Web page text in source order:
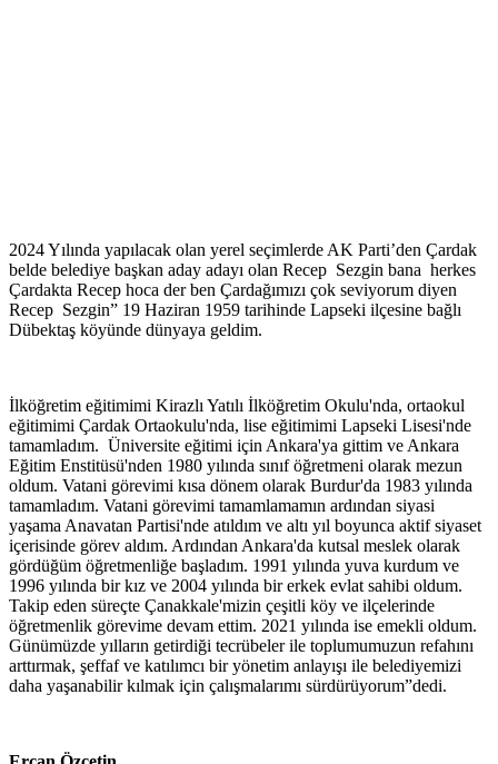
2024 Yılında yapılacak olan yerel seçimlerde AK Parti’den Çardak
belde belediye başkan aday adayı olan Recep Sezgin bana herkes
Çardakta Recep hoca der ben Çardağımızı çok seviyorum diyen
Recep Sezgin” 19 Haziran 1959 tarihinde Lapseki ilçesine bağlı
Dübektaş köyünde dünyaya geldim.
İlköğretim eğitimimi Kirazlı Yatılı İlköğretim Okulu'nda, ortaokul
eğitimimi Çardak Ortaokulu'nda, lise eğitimimi Lapseki Lisesi'nde
tamamladım. Üniversite eğitimi için Ankara'ya gittim ve Ankara
Eğitim Enstitüsü'nden 1980 yılında sınıf öğretmeni olarak mezun
oldum. Vatani görevimi kısa dönem olarak Burdur'da 1983 yılında
tamamladım. Vatani görevimi tamamlamamın ardından siyasi
yaşama Anavatan Partisi'nde atıldım ve altı yıl boyunca aktif siyaset
içerisinde görev aldım. Ardından Ankara'da kutsal meslek olarak
gördüğüm öğretmenliğe başladım. 1991 yılında yuva kurdum ve
1996 yılında bir kız ve 2004 yılında bir erkek evlat sahibi oldum.
Takip eden süreçte Çanakkale'mizin çeşitli köy ve ilçelerinde
öğretmenlik görevime devam ettim. 2021 yılında ise emekli oldum.
Günümüzde yılların getirdiği tecrübeler ile toplumumuzun refahını
arttırmak, şeffaf ve katılımcı bir yönetim anlayışı ile belediyemizi
daha yaşanabilir kılmak için çalışmalarımı sürdürüyorum”dedi.